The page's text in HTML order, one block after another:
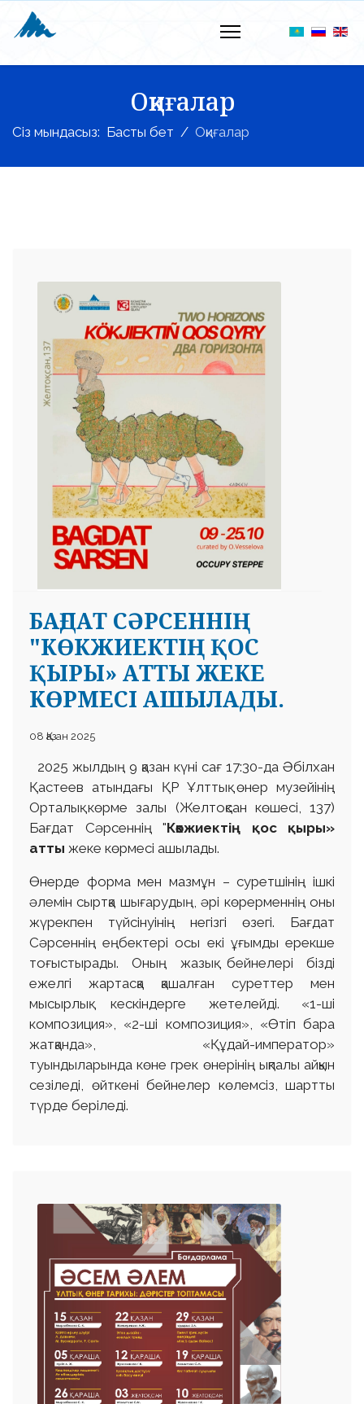
Оқиғалар
Сіз мындасыз: Басты бет Оқиғалар
БАҒДАТ СӘРСЕННІҢ
"КӨКЖИЕКТІҢ ҚОС
ҚЫРЫ» АТТЫ ЖЕКЕ
КӨРМЕСІ АШЫЛАДЫ.
08 Қазан 2025
2025 жылдың 9 қазан күні сағ 17:30-да Әбілхан
Қастеев атындағы ҚР Ұлттық өнер музейінің
Орталық көрме залы (Желтоқсан көшесі, 137)
Бағдат Сәрсеннің "Көкжиектің қос қыры»
атты жеке көрмесі ашылады.
Өнерде форма мен мазмұн – суретшінің ішкі
әлемін сыртқа шығарудың, әрі көрерменнің оны
жүрекпен түйсінуінің негізгі өзегі. Бағдат
Сәрсеннің еңбектері осы екі ұғымды ерекше
тоғыстырады. Оның жазық бейнелері бізді
ежелгі жартасқа қашалған суреттер мен
мысырлық кескіндерге жетелейді. «1-ші
композиция», «2-ші композиция», «Өтіп бара
жатқанда», «Құдай-император»
туындыларында көне грек өнерінің ықпалы айқын
сезіледі, өйткені бейнелер көлемсіз, шартты
түрде беріледі.